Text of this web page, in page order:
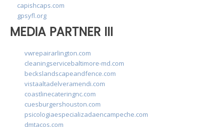
capishcaps.com
gpsyfl.org
MEDIA PARTNER III
vwrepairarlington.com
cleaningservicebaltimore-md.com
beckslandscapeandfence.com
vistaaltadelveramendi.com
coastlinecateringnc.com
cuesburgershouston.com
psicologiaespecializadaencampeche.com
dmtacos.com